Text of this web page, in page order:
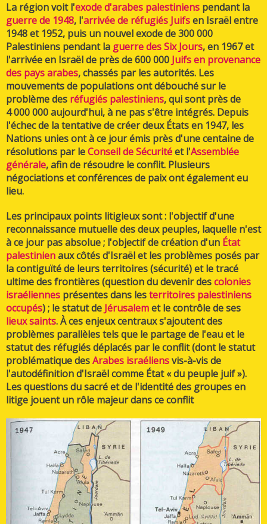
La région voit l'exode d'arabes palestiniens pendant la
guerre de 1948, l'arrivée de réfugiés Juifsen Israël entre
1948 et 1952, puis un nouvel exode de 300 000
Palestiniens pendant la guerre des Six Jours, en 1967 et
l'arrivée en Israël de près de 600 000 Juifs en provenance
des pays arabes, chassés par les autorités. Les
mouvements de populations ont débouché sur le
problème des réfugiés palestiniens, qui sont près de
4 000 000 aujourd'hui, à ne pas s'être intégrés. Depuis
l'échec de la tentative de créer deux États en 1947, les
Nations unies ont à ce jour émis près d'une centaine de
résolutions par leConseil de Sécuritéet l'Assemblée
générale, afin de résoudre le conflit. Plusieurs
négociations et conférences de paix ont également eu
lieu.
Les principaux points litigieux sont : l'objectif d'une
reconnaissance mutuelle des deux peuples, laquelle n'est
à ce jour pas absolue ; l'objectif de création d'un État
palestinienaux côtés d'Israël et les problèmes posés par
la contiguïté de leurs territoires (sécurité) et le tracé
ultime des frontières (question du devenir descolonies
israéliennes présentes dans lesterritoires palestiniens
occupés) ; le statut de Jérusalemet le contrôle de ses
lieux saints. À ces enjeux centraux s'ajoutent des
problèmes parallèles tels que le partage de l'eau et le
statut des réfugiés déplacés par le conflit (dont le statut
problématique desArabes israéliensvis-à-vis de
l'autodéfinition d'Israël comme État « du peuple juif »).
Les questions du sacré et de l'identité des groupes en
litige jouent un rôle majeur dans ce conflit